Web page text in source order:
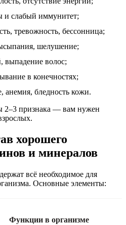
и слабый иммунитет;
тревожность, бессонница;
шелушение;
выпадение волос;
в конечностях;
анемия, бледность кожи.
2–3 признака — вам нужен
.
хорошего
и минералов
всё необходимое для
Основные элементы:
Функции в организме